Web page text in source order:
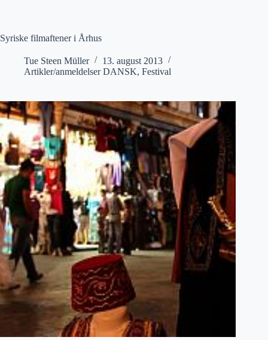
Syriske filmaftener i Århus
Tue Steen Müller
13. august 2013
Artikler/anmeldelser DANSK, Festival